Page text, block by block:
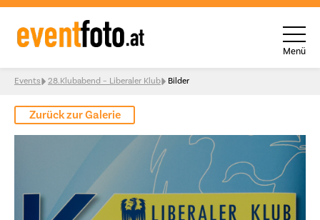
Skip to content
Menü
Events 28.Klubabend – Liberaler Klub Bilder
Zurück zur Galerie